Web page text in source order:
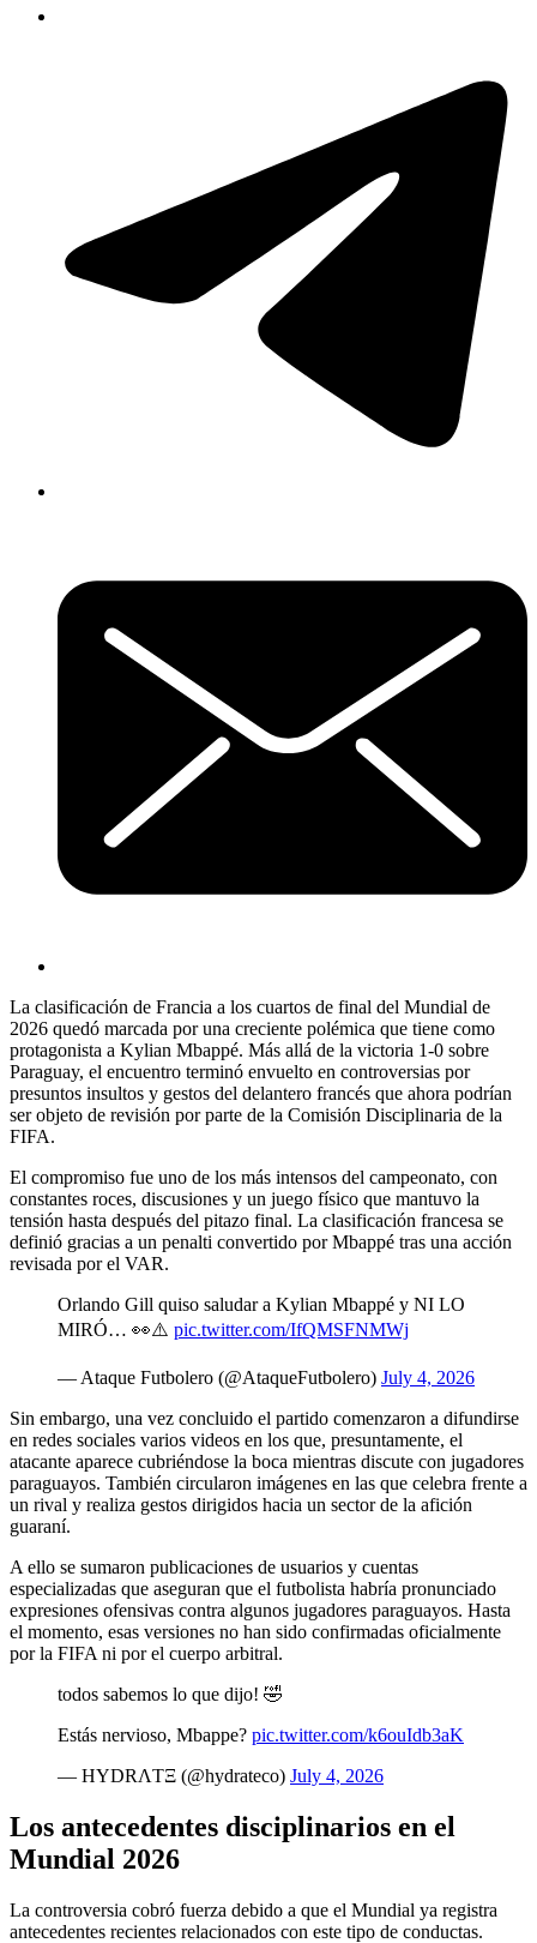
La clasificación de Francia a los cuartos de final del Mundial de
2026 quedó marcada por una creciente polémica que tiene como
protagonista a Kylian Mbappé. Más allá de la victoria 1-0 sobre
Paraguay, el encuentro terminó envuelto en controversias por
presuntos insultos y gestos del delantero francés que ahora podrían
ser objeto de revisión por parte de la Comisión Disciplinaria de la
FIFA.
El compromiso fue uno de los más intensos del campeonato, con
constantes roces, discusiones y un juego físico que mantuvo la
tensión hasta después del pitazo final. La clasificación francesa se
definió gracias a un penalti convertido por Mbappé tras una acción
revisada por el VAR.
Orlando Gill quiso saludar a Kylian Mbappé y NI LO
MIRÓ… 👀⚠️ pic.twitter.com/IfQMSFNMWj
— Ataque Futbolero (@AtaqueFutbolero) July 4, 2026
Sin embargo, una vez concluido el partido comenzaron a difundirse
en redes sociales varios videos en los que, presuntamente, el
atacante aparece cubriéndose la boca mientras discute con jugadores
paraguayos. También circularon imágenes en las que celebra frente a
un rival y realiza gestos dirigidos hacia un sector de la afición
guaraní.
A ello se sumaron publicaciones de usuarios y cuentas
especializadas que aseguran que el futbolista habría pronunciado
expresiones ofensivas contra algunos jugadores paraguayos. Hasta
el momento, esas versiones no han sido confirmadas oficialmente
por la FIFA ni por el cuerpo arbitral.
todos sabemos lo que dijo! 🤣
Estás nervioso, Mbappe? pic.twitter.com/k6ouIdb3aK
— HYDRΛTΞ (@hydrateco) July 4, 2026
Los antecedentes disciplinarios en el
Mundial 2026
La controversia cobró fuerza debido a que el Mundial ya registra
antecedentes recientes relacionados con este tipo de conductas.